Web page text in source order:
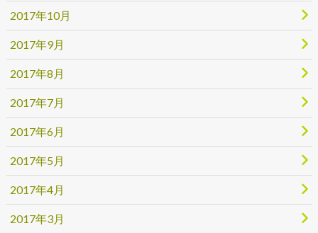
2017年10月
2017年9月
2017年8月
2017年7月
2017年6月
2017年5月
2017年4月
2017年3月